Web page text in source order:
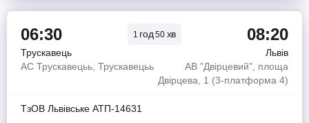
06:30 1 год50 хв 08:20
Трускавець
Львів
АС Трускавецьь, Трускавецьь
АВ "Двірцевий", площа
Двірцева, 1 (3-платформа 4)
ТзОВ Львiвське АТП-14631